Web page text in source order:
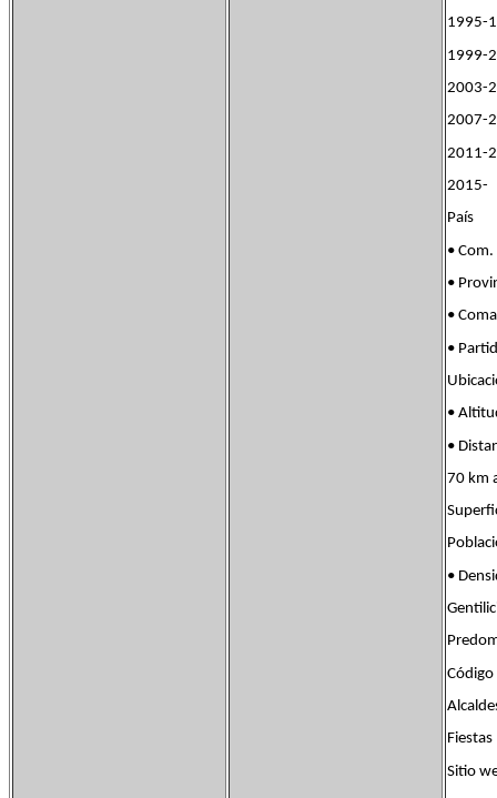
1995-
1999-
2003-
2007-
2011-
2015-
País
•
•
•
•
•
•
70 km
•
Sitio